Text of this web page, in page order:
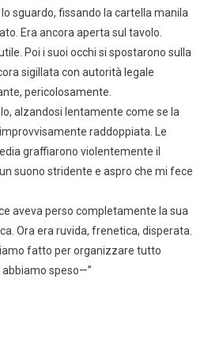
sguardo, fissando la cartella manila
Era ancora aperta sul tavolo.
Poi i suoi occhi si spostarono sulla
sigillata con autorità legale
pericolosamente.
alzandosi lentamente come se la
raddoppiata. Le
graffiarono violentemente il
suono stridente e aspro che mi fece
aveva perso completamente la sua
Ora era ruvida, frenetica, disperata.
fatto per organizzare tutto
speso—”